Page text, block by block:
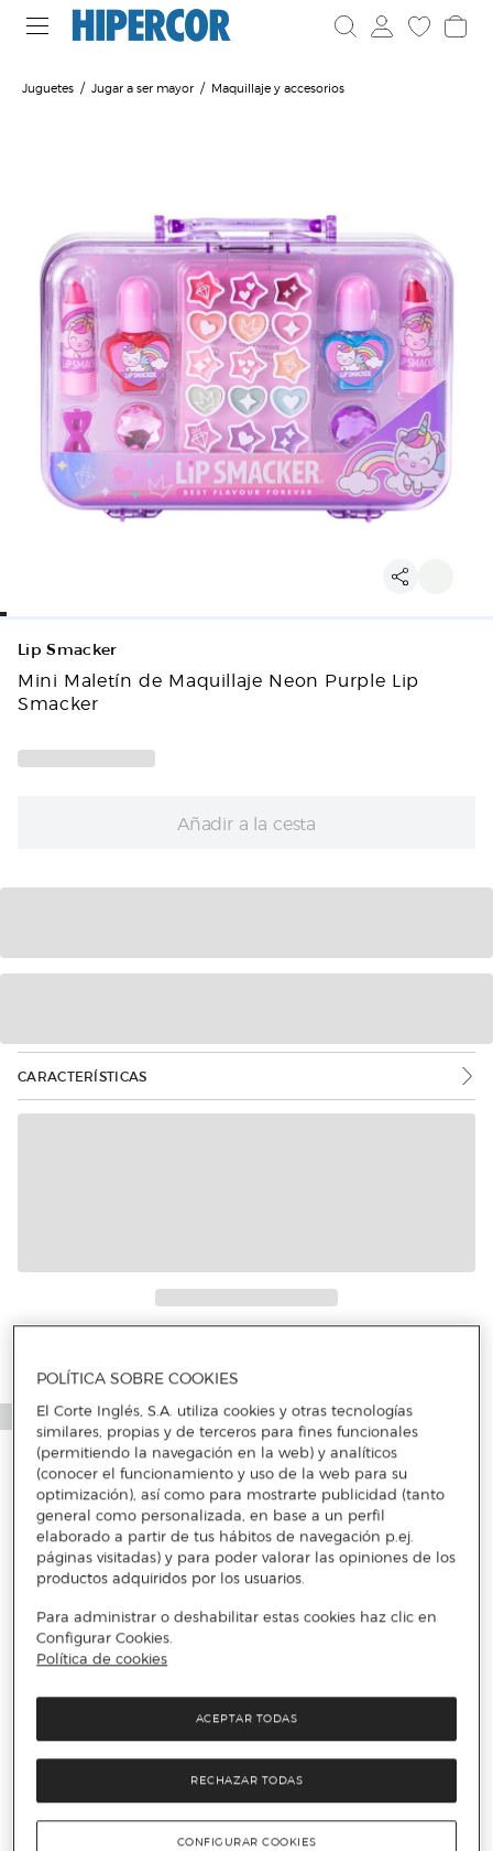
Juguetes Jugar a ser mayor Maquillaje y accesorios
Lip Smacker
Mini Maletín de Maquillaje Neon Purple Lip
Smacker
Añadir a la cesta
CARACTERÍSTICAS
POLÍTICA SOBRE COOKIES
El Corte Inglés, S.A. utiliza cookies y otras tecnologías
similares, propias y de terceros para fines funcionales
(permitiendo la navegación en la web) y analíticos
(conocer el funcionamiento y uso de la web para su
optimización), así como para mostrarte publicidad (tanto
general como personalizada, en base a un perfil
elaborado a partir de tus hábitos de navegación p.ej.
páginas visitadas) y para poder valorar las opiniones de los
productos adquiridos por los usuarios.
Para administrar o deshabilitar estas cookies haz clic en
Configurar Cookies.
Política de cookies
RECHAZAR TODAS
ACEPTAR TODAS
CONFIGURAR COOKIES